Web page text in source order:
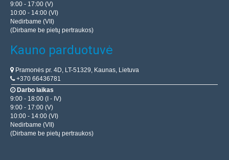
Carlinkit CPC200-Tbox S Carplay&Android Auto belaidis
adapteris Carlinkit CPC200-Tbox S yra belaidis adapteris,
kuris pakeis jūsų vairavimo patirtį. Tai leidži..
Prekių Pristatymas 4-6 D.d.
9:00 - 17:00 (V)
10:00 - 14:00 (VI)
Nedirbame (VII)
(Dirbame be pietų pertraukos)
Kauno parduotuvė
Pramonės pr. 4D, LT-51329, Kaunas, Lietuva
+370 66436781
Darbo laikas
9:00 - 18:00 (I - IV)
9:00 - 17:00 (V)
10:00 - 14:00 (VI)
Nedirbame (VII)
(Dirbame be pietų pertraukos)